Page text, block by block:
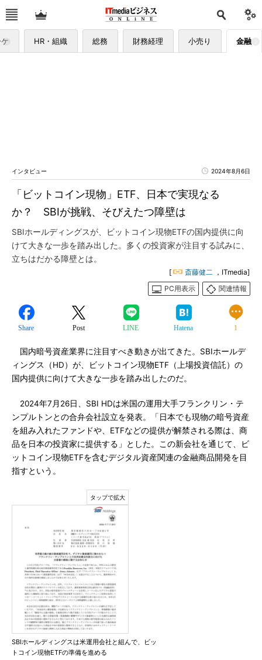
HR・組織 総務 財務経理 小売り 金融
インタビュー 2024年8月6日
「ビットコイン現物」ETF、日本で実現なる
か？ SBIが挑戦、そびえたつ障壁は
SBIホールディングスが、ビットコイン現物ETFの国内提供に向
けて大きな一歩を踏み出した。多くの投資家が注目する試みに、
立ちはだかる障壁とは。
[ 斎藤健二 ，ITmedia]
PC用表示
関連情報
Share Post LINE Hatena 1
国内暗号資産業界に注目すべき動きが出てきた。SBIホールデ
ィングス（HD）が、ビットコイン現物ETF（上場投資信託）の
国内提供に向けて大きな一歩を踏み出したのだ。
2024年7月26日、SBI HDは米国の運用大手フランクリン・テ
ンプルトンとの合弁会社設立を発表。「日本でも現物の暗号資産
を組み入れたファンドや、ETFなどの提供が解禁される際は、商
品を日本の投資家に提供する」とした。この新会社を通じて、ビ
ットコイン現物ETFを含むデジタル資産関連の金融商品開発を目
指すという。
SBIホールディングスは米運用会社と組んで、ビッ
トコイン現物ETFの準備を進める